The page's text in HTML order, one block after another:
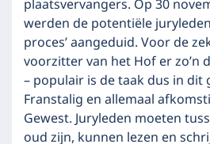
plaatsvervangers. Op 30
werden de potentiële
proces’ aangeduid. Voor de
voorzitter van het Hof er zo’n
– populair is de taak dus in dit
Franstalig en allemaal
Gewest. Juryleden moeten
oud zijn, kunnen lezen en